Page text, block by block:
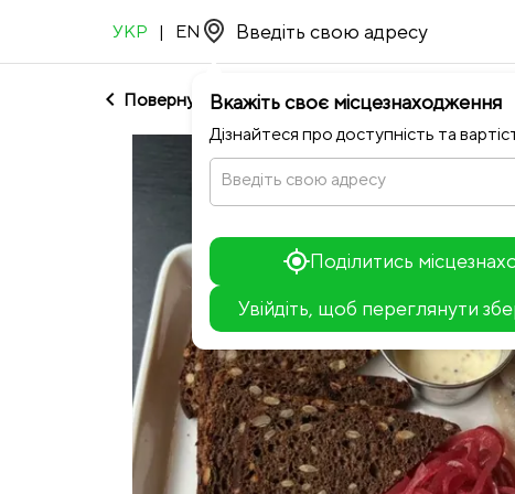
УКР | EN
Вкажіть своє місцезнаходження
Дізнайтеся про доступність та
Введіть свою адресу
Поділитись
Увійдіть, щоб переглянути
+
−
chevron_left Повернутися до Le Rock